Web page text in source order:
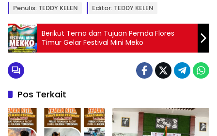
Penulis: TEDDY KELEN Editor: TEDDY KELEN
Berikut Tema dan Tujuan Pemda Flores
Timur Gelar Festival Mini Meko
Pos Terkait